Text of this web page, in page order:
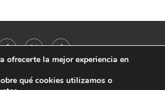
ofrecerte la mejor experiencia en
qué cookies utilizamos o